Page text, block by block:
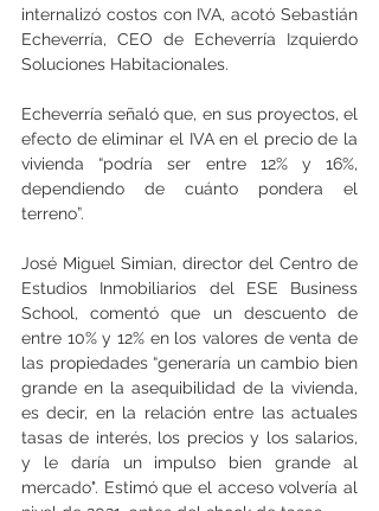
internalizó costos con IVA, acotó Sebastián
Echeverría, CEO de Echeverría Izquierdo
Soluciones Habitacionales.
Echeverría señaló que, en sus proyectos, el
efecto de eliminar el IVA en el precio de la
vivienda “podría ser entre 12% y 16%,
dependiendo de cuánto pondera el
terreno”.
José Miguel Simian, director del Centro de
Estudios Inmobiliarios del ESE Business
School, comentó que un descuento de
entre 10% y 12% en los valores de venta de
las propiedades “generaría un cambio bien
grande en la asequibilidad de la vivienda,
es decir, en la relación entre las actuales
tasas de interés, los precios y los salarios,
y le daría un impulso bien grande al
mercado". Estimó que el acceso volvería al